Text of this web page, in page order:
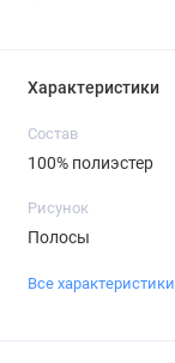
Характеристики
Состав
100% полиэстер
Рисунок
Полосы
Все характеристики